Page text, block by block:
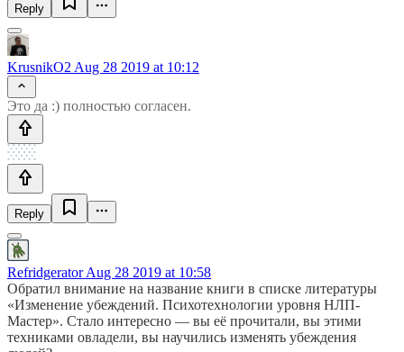
Reply
KrusnikO2 Aug 28 2019 at 10:12
Это да :) полностью согласен.
Reply
RefridgeratorAug 28 2019 at 10:58
Обратил внимание на название книги в списке литературы
«Изменение убеждений. Психотехнологии уровня НЛП-
Мастер». Стало интересно — вы её прочитали, вы этими
техниками овладели, вы научились изменять убеждения